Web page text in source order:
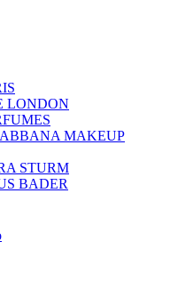
LONDON
MAKEUP
STURM
BADER